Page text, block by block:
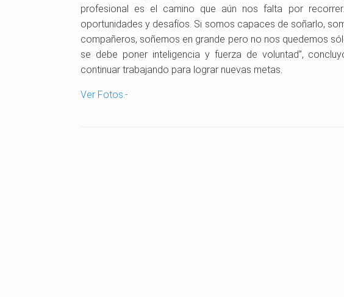
profesional es el camino que aún nos falta por
oportunidades y desafíos. Si somos capaces de soñarlo,
compañeros, soñemos en grande pero no nos quedemos
se debe poner inteligencia y fuerza de voluntad”,
continuar trabajando para lograr nuevas metas.
Ver Fotos.-